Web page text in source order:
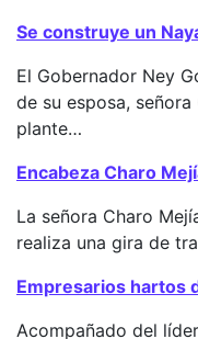
Se construye un
El Gobernador Ney
de su esposa,
plante…
Encabeza Charo
La señora Charo
realiza una gira de
Empresarios hartos
Acompañado del